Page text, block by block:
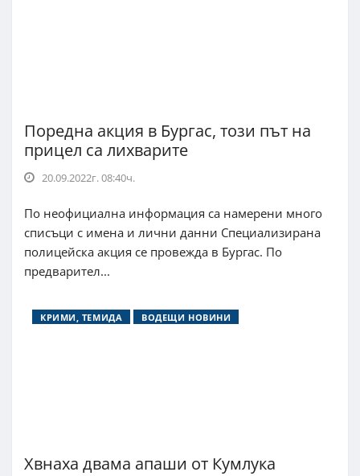
Поредна акция в Бургас, този път на
прицел са лихварите
20.09.2022г. 08:40ч.
По неофициална информация са намерени много
списъци с имена и лични данни Специализирана
полицейска акция се провежда в Бургас. По
предварител...
КРИМИ, ТЕМИДА ВОДЕЩИ НОВИНИ
Хвнаха двама апаши от Кумлука